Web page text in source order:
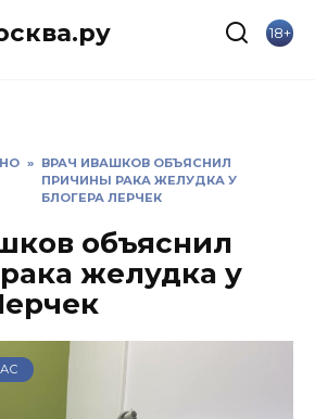
18+
» ВРАЧ ИВАШКОВ ОБЪЯСНИЛ
ПРИЧИНЫ РАКА ЖЕЛУДКА У
БЛОГЕРА ЛЕРЧЕК
объяснил
желудка у